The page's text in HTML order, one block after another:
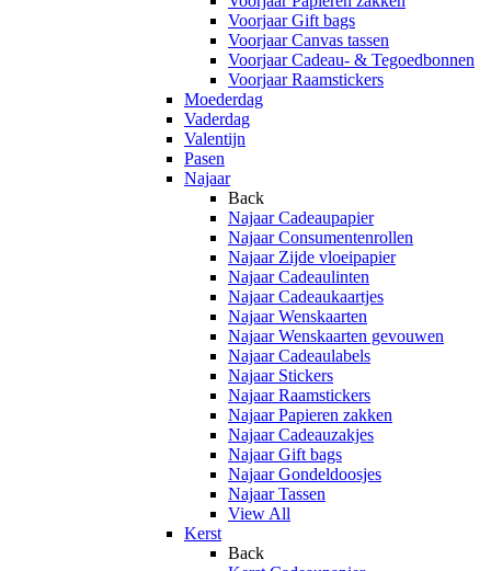
Voorjaar Gift bags
Voorjaar Canvas tassen
Voorjaar Cadeau- & Tegoedbonnen
Voorjaar Raamstickers
Moederdag
Vaderdag
Valentijn
Pasen
Najaar
Back
Najaar Cadeaupapier
Najaar Consumentenrollen
Najaar Zijde vloeipapier
Najaar Cadeaulinten
Najaar Cadeaukaartjes
Najaar Wenskaarten
Najaar Wenskaarten gevouwen
Najaar Cadeaulabels
Najaar Stickers
Najaar Raamstickers
Najaar Papieren zakken
Najaar Cadeauzakjes
Najaar Gift bags
Najaar Gondeldoosjes
Najaar Tassen
View All
Kerst
Back